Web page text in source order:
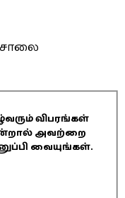
விபரங்கள்
அவற்றை
வையுங்கள்.